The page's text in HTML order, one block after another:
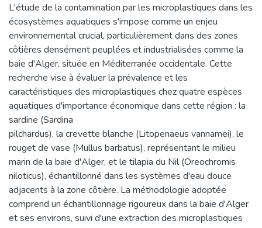
L'étude de la contamination par les microplastiques dans les
écosystèmes aquatiques s'impose comme un enjeu
environnemental crucial, particulièrement dans des zones
côtières densément peuplées et industrialisées comme la
baie d'Alger, située en Méditerranée occidentale. Cette
recherche vise à évaluer la prévalence et les
caractéristiques des microplastiques chez quatre espèces
aquatiques d'importance économique dans cette région : la
sardine (Sardina
pilchardus), la crevette blanche (Litopenaeus vannamei), le
rouget de vase (Mullus barbatus), représentant le milieu
marin de la baie d'Alger, et le tilapia du Nil (Oreochromis
niloticus), échantillonné dans les systèmes d'eau douce
adjacents à la zone côtière. La méthodologie adoptée
comprend un échantillonnage rigoureux dans la baie d'Alger
et ses environs, suivi d'une extraction des microplastiques